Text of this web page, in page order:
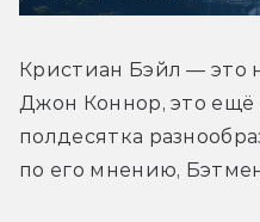
Кристиан Бэйл — это
Джон Коннор, это
полдесятка
по его мнению,